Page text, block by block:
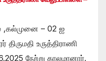
,கல்முனை – 02 ஐ
உருத்திராணி
நேற்று காலமானார்.